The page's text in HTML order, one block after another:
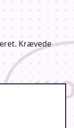
Krævede